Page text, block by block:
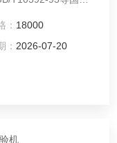
： 18000
： 2026-07-20